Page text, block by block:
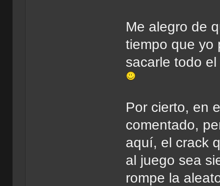
Me alegro de
tiempo que yo
sacarle todo
Por cierto, en
comentado,
aquí, el crack
al juego sea
rompe la